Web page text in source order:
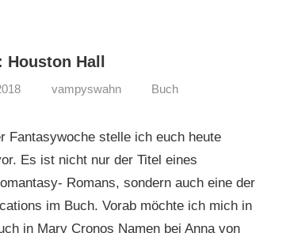
Hall
vampyswahn Buch
Fantasywoche stelle ich euch heute
Es ist nicht nur der Titel eines
Romans, sondern auch eine der
im Buch. Vorab möchte ich mich in
in Mary Cronos Namen bei Anna von